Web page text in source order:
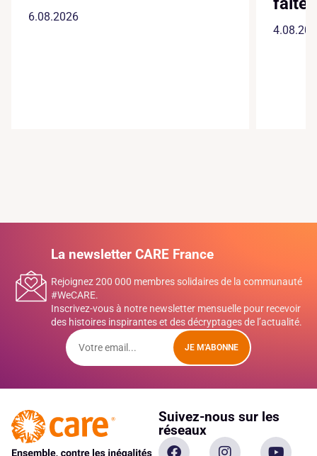
6.08.2026
La newsletter CARE France
Rejoignez 200 000 membres solidaires de la communauté
#WeCARE.
Inscrivez-vous à notre newsletter mensuelle pour recevoir
des histoires inspirantes et des décryptages de l’actualité.
JE M'ABONNE
Suivez-nous sur les
réseaux